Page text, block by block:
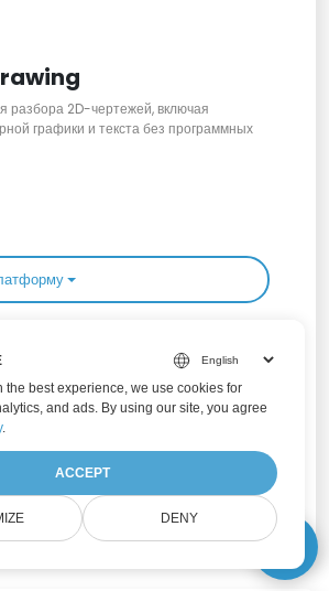
разбора 2D-чертежей, включая
графики и текста без программных
в семейном пакете, начиная с
the best experience, we use cookies for
and ads. By using our site, you agree
.
ACCEPT
DENY